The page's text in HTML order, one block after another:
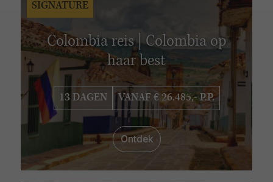
Colombia reis | Colombia op
haar best
13 DAGEN VANAF € 26.485,- P.P.
Ontdek
SIGNATURE